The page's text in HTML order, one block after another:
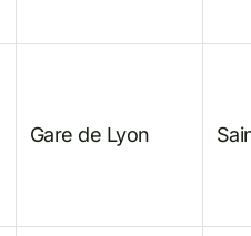
Gare de Lyon